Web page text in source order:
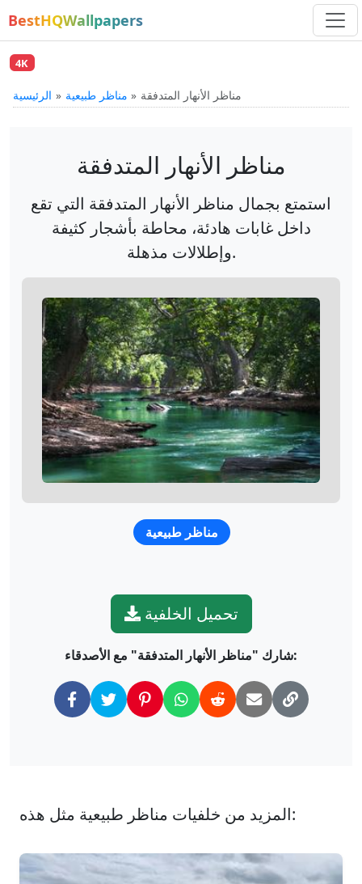
BestHQWallpapers
4K
الرئيسية مناظر طبيعية مناظر الأنهار المتدفقة
مناظر الأنهار المتدفقة
استمتع بجمال مناظر الأنهار المتدفقة التي تقع
داخل غابات هادئة، محاطة بأشجار كثيفة
وإطلالات مذهلة.
مناظر طبيعية
تحميل الخلفية
شارك "مناظر الأنهار المتدفقة" مع الأصدقاء:
المزيد من خلفيات مناظر طبيعية مثل هذه: